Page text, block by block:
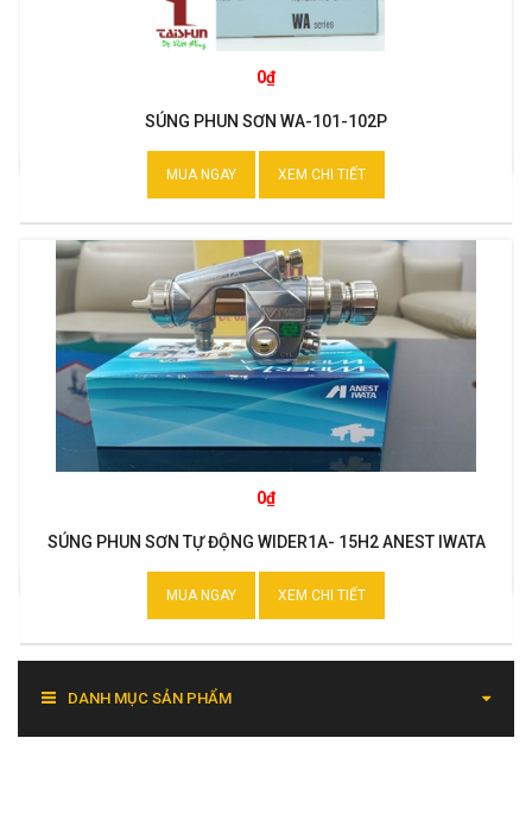
0₫
SÚNG PHUN SƠN WA-101-102P
MUA NGAY XEM CHI TIẾT
0₫
SÚNG PHUN SƠN TỰ ĐỘNG WIDER1A- 15H2 ANEST IWATA
MUA NGAY XEM CHI TIẾT
DANH MỤC SẢN PHẨM